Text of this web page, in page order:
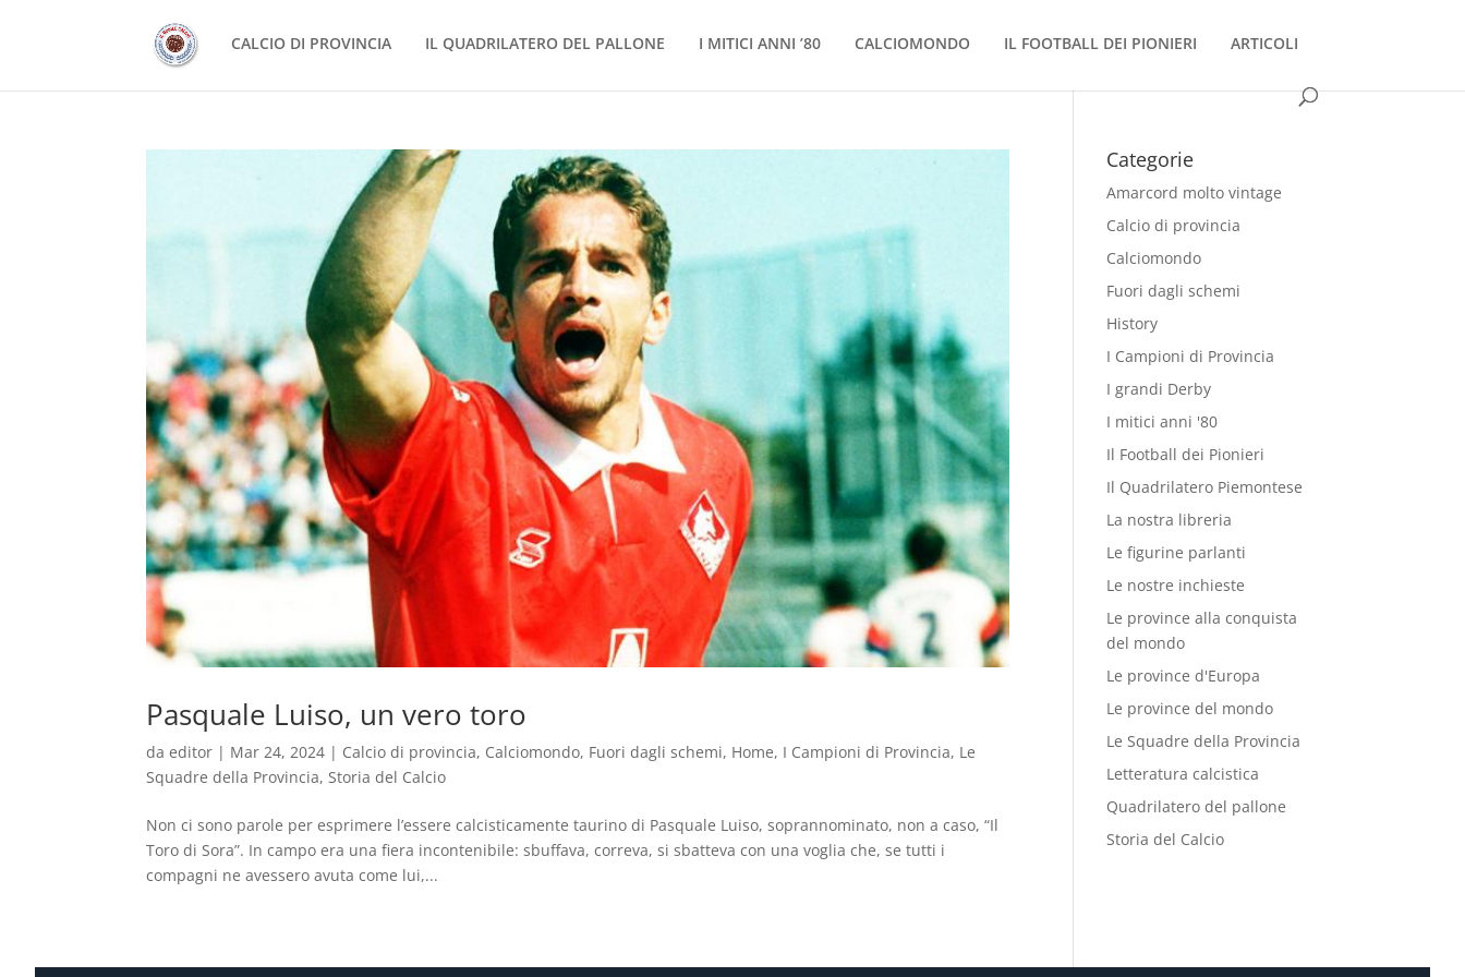
CALCIO DI PROVINCIA IL QUADRILATERO DEL PALLONE I MITICI ANNI ’80 CALCIOMONDO IL FOOTBALL DEI PIONIERI ARTICOLI
Pasquale Luiso, un vero toro
daeditor | Mar 24, 2024 | Calcio di provincia, Calciomondo, Fuori dagli schemi, Home, I Campioni di Provincia, Le
Squadre della Provincia,Storia del Calcio
Non ci sono parole per esprimere l’essere calcisticamente taurino di Pasquale Luiso, soprannominato, non a caso, “Il
Toro di Sora”. In campo era una fiera incontenibile: sbuffava, correva, si sbatteva con una voglia che, se tutti i
compagni ne avessero avuta come lui,...
Categorie
Amarcord molto vintage
Calcio di provincia
Calciomondo
Fuori dagli schemi
History
I Campioni di Provincia
I grandi Derby
I mitici anni '80
Il Football dei Pionieri
Il Quadrilatero Piemontese
La nostra libreria
Le figurine parlanti
Le nostre inchieste
Le province alla conquista
del mondo
Le province d'Europa
Le province del mondo
Le Squadre della Provincia
Letteratura calcistica
Quadrilatero del pallone
Storia del Calcio